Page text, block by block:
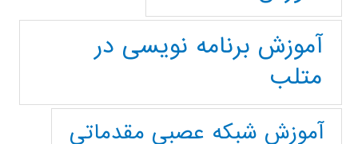
آموزش برنامه نویسی در
متلب
آموزش شبکه عصبی مقدماتی